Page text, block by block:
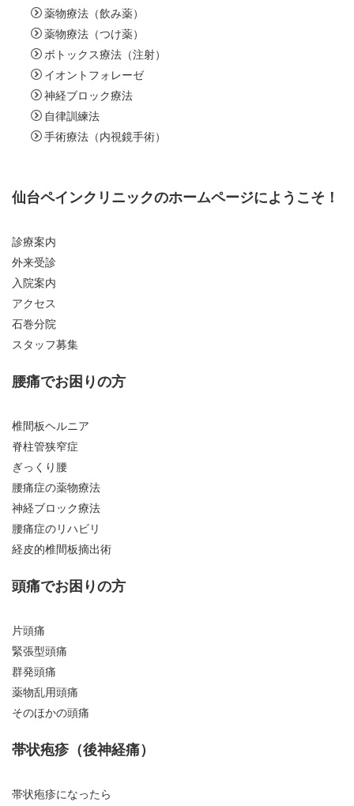
薬物療法（飲み薬）
薬物療法（つけ薬）
ボトックス療法（注射）
イオントフォレーゼ
神経ブロック療法
自律訓練法
手術療法（内視鏡手術）
仙台ペインクリニックのホームページにようこそ！
診療案内
外来受診
入院案内
アクセス
石巻分院
スタッフ募集
腰痛でお困りの方
椎間板ヘルニア
脊柱管狭窄症
ぎっくり腰
腰痛症の薬物療法
神経ブロック療法
腰痛症のリハビリ
経皮的椎間板摘出術
頭痛でお困りの方
片頭痛
緊張型頭痛
群発頭痛
薬物乱用頭痛
そのほかの頭痛
帯状疱疹（後神経痛）
帯状疱疹になったら